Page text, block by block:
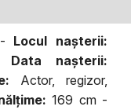
Locul naşterii:
Data naşterii:
Actor, regizor,
169 cm -